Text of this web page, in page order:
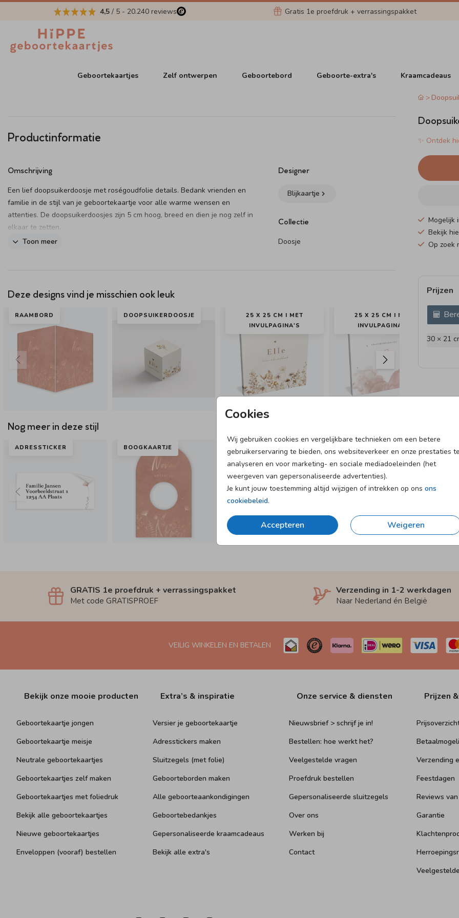
4,5 / 5 - 20.240 reviews Gratis 1e proefdruk + verrassingspakket
Geboortekaartjes Zelf ontwerpen Geboortebord Geboorte-extra's Kraamcadeaus
Cookies
Wij gebruiken cookies en vergelijkbare technieken om een betere
gebruikerservaring te bieden, ons websiteverkeer en onze prestaties te
analyseren en voor marketing- en sociale mediadoeleinden (het
weergeven van gepersonaliseerde advertenties).
Je kunt jouw toestemming altijd wijzigen of intrekken op ons ons
cookiebeleid.
Accepteren Weigeren
Productinformatie
Omschrijving
Een lief doopsuikerdoosje met roségoudfolie details. Bedank vrienden en
familie in de stijl van je geboortekaartje voor alle warme wensen en
attenties. De doopsuikerdoosjes zijn 5 cm hoog, breed en dien je nog zelf in
elkaar te zetten.
Dit product maakt onderdeel uit van
Toon meer
Designer
Blijkaartje
Collectie
Doosje
Deze designs vind je misschien ook leuk
RAAMBORD DOOPSUIKERDOOSJE
25 X 25 CM I MET
INVULPAGINA'S
25 X 25 CM I MET
INVULPAGINA'S
Nog meer in deze stijl
ADRESSTICKER BOOGKAARTJE LABELTJE MEMORYBOX
✨ Ontdek
Mogelijk
Bekijk
Op zoek
Prijzen
30 × 21
GRATIS 1e proefdruk + verrassingspakket
Met code GRATISPROEF
Verzending in 1-2 werkdagen
Naar Nederland én België
VEILIG WINKELEN EN BETALEN
Bekijk onze mooie producten
Geboortekaartje jongen
Geboortekaartje meisje
Neutrale geboortekaartjes
Geboortekaartjes zelf maken
Geboortekaartjes met foliedruk
Bekijk alle geboortekaartjes
Nieuwe geboortekaartjes
Enveloppen (vooraf) bestellen
Extra’s & inspiratie
Versier je geboortekaartje
Adresstickers maken
Sluitzegels (met folie)
Geboorteborden maken
Alle geboorteaankondigingen
Geboortebedankjes
Gepersonaliseerde kraamcadeaus
Bekijk alle extra's
Onze service & diensten
Nieuwsbrief > schrijf je in!
Bestellen: hoe werkt het?
Veelgestelde vragen
Proefdruk bestellen
Gepersonaliseerde sluitzegels
Over ons
Werken bij
Contact
Prijzen
Verzending
Feestdagen
Reviews
Garantie